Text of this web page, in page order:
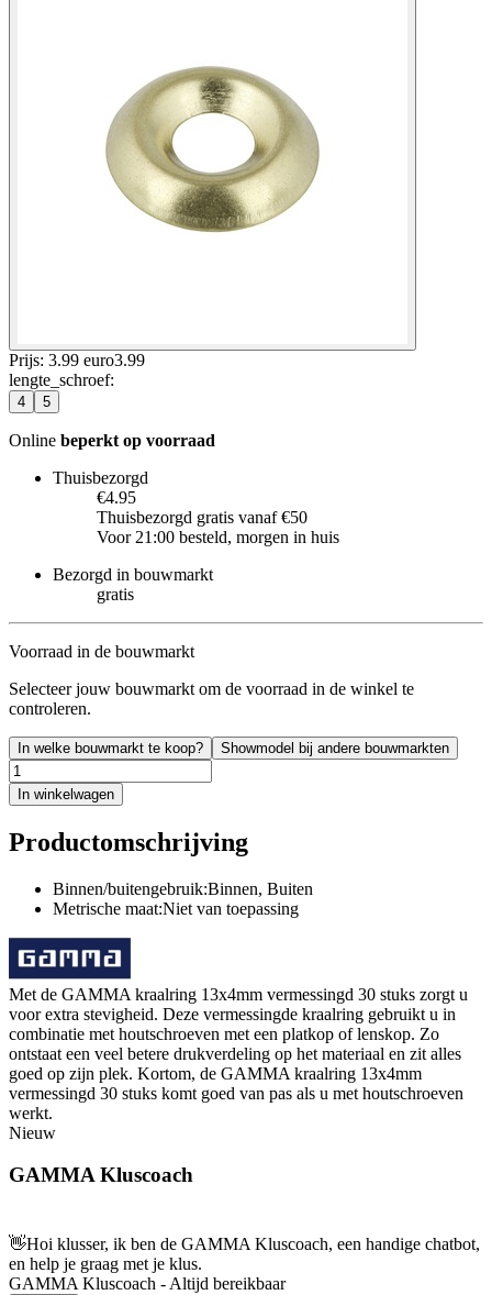
Prijs: 3.99 euro3.99
lengte_schroef:
4 5
Online beperkt op voorraad
Thuisbezorgd
€4.95
Thuisbezorgd gratis vanaf €50
Voor 21:00 besteld, morgen in huis
Bezorgd in bouwmarkt
gratis
Voorraad in de bouwmarkt
Selecteer jouw bouwmarkt om de voorraad in de winkel te
controleren.
In welke bouwmarkt te koop? Showmodel bij andere bouwmarkten
In winkelwagen
Productomschrijving
Binnen/buitengebruik:Binnen, Buiten
Metrische maat:Niet van toepassing
Met de GAMMA kraalring 13x4mm vermessingd 30 stuks zorgt u
voor extra stevigheid. Deze vermessingde kraalring gebruikt u in
combinatie met houtschroeven met een platkop of lenskop. Zo
ontstaat een veel betere drukverdeling op het materiaal en zit alles
goed op zijn plek. Kortom, de GAMMA kraalring 13x4mm
vermessingd 30 stuks komt goed van pas als u met houtschroeven
werkt.
Nieuw
GAMMA Kluscoach
👋Hoi klusser, ik ben de GAMMA Kluscoach, een handige chatbot,
en help je graag met je klus.
GAMMA Kluscoach - Altijd bereikbaar